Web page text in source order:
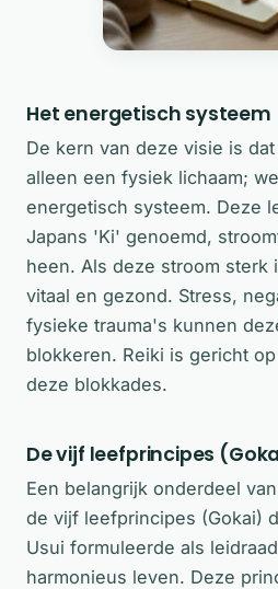
Het energetisch systeem
De kern van deze visie is
alleen een fysiek lichaam;
energetisch systeem. Deze
Japans 'Ki' genoemd,
heen. Als deze stroom sterk
vitaal en gezond. Stress,
fysieke trauma's kunnen
blokkeren. Reiki is gericht
deze blokkades.
De vijf leefprincipes
Een belangrijk onderdeel
de vijf leefprincipes (Gokai)
Usui formuleerde als
harmonieus leven. Deze